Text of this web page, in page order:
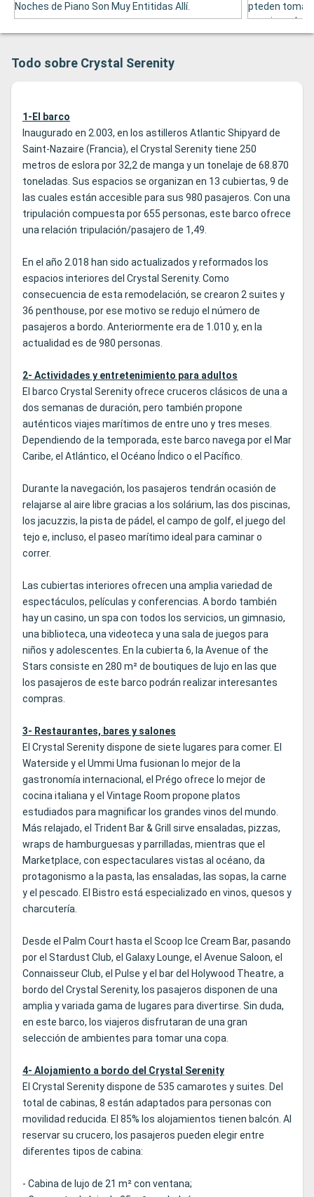
Noches de Piano Son Muy Entitidas Allí.
pteden tomar
conciens de
La
Todo sobre Crystal Serenity
1-El barco
Inaugurado en 2.003, en los astilleros Atlantic Shipyard de
Saint-Nazaire (Francia), el Crystal Serenity tiene 250
metros de eslora por 32,2 de manga y un tonelaje de 68.870
toneladas. Sus espacios se organizan en 13 cubiertas, 9 de
las cuales están accesible para sus 980 pasajeros. Con una
tripulación compuesta por 655 personas, este barco ofrece
una relación tripulación/pasajero de 1,49.
En el año 2.018 han sido actualizados y reformados los
espacios interiores del Crystal Serenity. Como
consecuencia de esta remodelación, se crearon 2 suites y
36 penthouse, por ese motivo se redujo el número de
pasajeros a bordo. Anteriormente era de 1.010 y, en la
actualidad es de 980 personas.
2- Actividades y entretenimiento para adultos
El barco Crystal Serenity ofrece cruceros clásicos de una a
dos semanas de duración, pero también propone
auténticos viajes marítimos de entre uno y tres meses.
Dependiendo de la temporada, este barco navega por el Mar
Caribe, el Atlántico, el Océano Índico o el Pacífico.
Durante la navegación, los pasajeros tendrán ocasión de
relajarse al aire libre gracias a los solárium, las dos piscinas,
los jacuzzis, la pista de pádel, el campo de golf, el juego del
tejo e, incluso, el paseo marítimo ideal para caminar o
correr.
Las cubiertas interiores ofrecen una amplia variedad de
espectáculos, películas y conferencias. A bordo también
hay un casino, un spa con todos los servicios, un gimnasio,
una biblioteca, una videoteca y una sala de juegos para
niños y adolescentes. En la cubierta 6, la Avenue of the
Stars consiste en 280 m² de boutiques de lujo en las que
los pasajeros de este barco podrán realizar interesantes
compras.
3- Restaurantes, bares y salones
El Crystal Serenity dispone de siete lugares para comer. El
Waterside y el Ummi Uma fusionan lo mejor de la
gastronomía internacional, el Prégo ofrece lo mejor de
cocina italiana y el Vintage Room propone platos
estudiados para magnificar los grandes vinos del mundo.
Más relajado, el Trident Bar & Grill sirve ensaladas, pizzas,
wraps de hamburguesas y parrilladas, mientras que el
Marketplace, con espectaculares vistas al océano, da
protagonismo a la pasta, las ensaladas, las sopas, la carne
y el pescado. El Bistro está especializado en vinos, quesos y
charcutería.
Desde el Palm Court hasta el Scoop Ice Cream Bar, pasando
por el Stardust Club, el Galaxy Lounge, el Avenue Saloon, el
Connaisseur Club, el Pulse y el bar del Holywood Theatre, a
bordo del Crystal Serenity, los pasajeros disponen de una
amplia y variada gama de lugares para divertirse. Sin duda,
en este barco, los viajeros disfrutaran de una gran
selección de ambientes para tomar una copa.
4- Alojamiento a bordo del Crystal Serenity
El Crystal Serenity dispone de 535 camarotes y suites. Del
total de cabinas, 8 están adaptados para personas con
movilidad reducida. El 85% los alojamientos tienen balcón. Al
reservar su crucero, los pasajeros pueden elegir entre
diferentes tipos de cabina:
- Cabina de lujo de 21 m² con ventana;